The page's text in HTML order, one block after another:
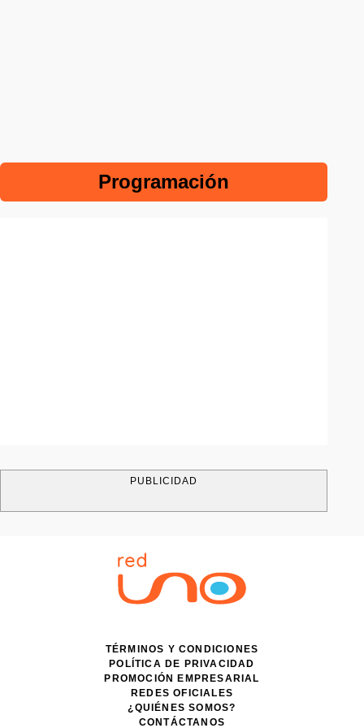
Programación
PUBLICIDAD
TÉRMINOS Y CONDICIONES
POLÍTICA DE PRIVACIDAD
PROMOCIÓN EMPRESARIAL
REDES OFICIALES
¿QUIÉNES SOMOS?
CONTÁCTANOS